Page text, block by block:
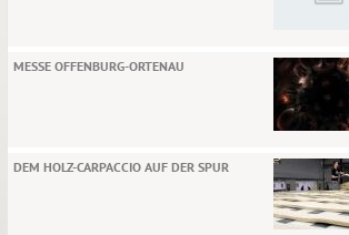
MESSE OFFENBURG-ORTENAU
DEM HOLZ-CARPACCIO AUF DER SPUR